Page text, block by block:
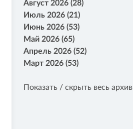
Август 2026 (28)
Июль 2026 (21)
Июнь 2026 (53)
Май 2026 (65)
Апрель 2026 (52)
Март 2026 (53)
Показать / скрыть весь архив